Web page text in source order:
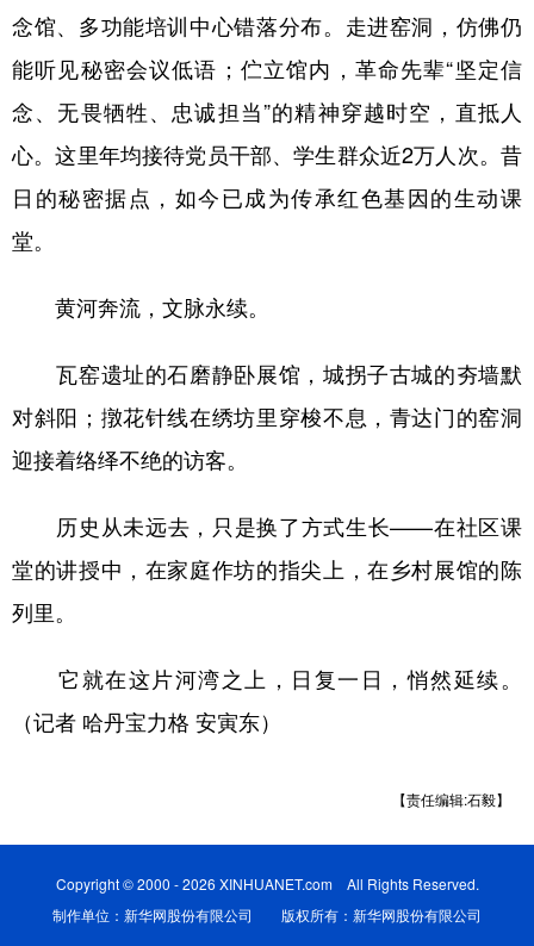
念馆、多功能培训中心错落分布。走进窑洞，仿佛仍
能听见秘密会议低语；伫立馆内，革命先辈“坚定信
念、无畏牺牲、忠诚担当”的精神穿越时空，直抵人
心。这里年均接待党员干部、学生群众近2万人次。昔
日的秘密据点，如今已成为传承红色基因的生动课
堂。
黄河奔流，文脉永续。
瓦窑遗址的石磨静卧展馆，城拐子古城的夯墙默
对斜阳；撴花针线在绣坊里穿梭不息，青达门的窑洞
迎接着络绎不绝的访客。
历史从未远去，只是换了方式生长——在社区课
堂的讲授中，在家庭作坊的指尖上，在乡村展馆的陈
列里。
它就在这片河湾之上，日复一日，悄然延续。
（记者 哈丹宝力格 安寅东）
【责任编辑:石毅】
Copyright © 2000 - 2026 XINHUANET.com All Rights Reserved.
制作单位：新华网股份有限公司 版权所有：新华网股份有限公司